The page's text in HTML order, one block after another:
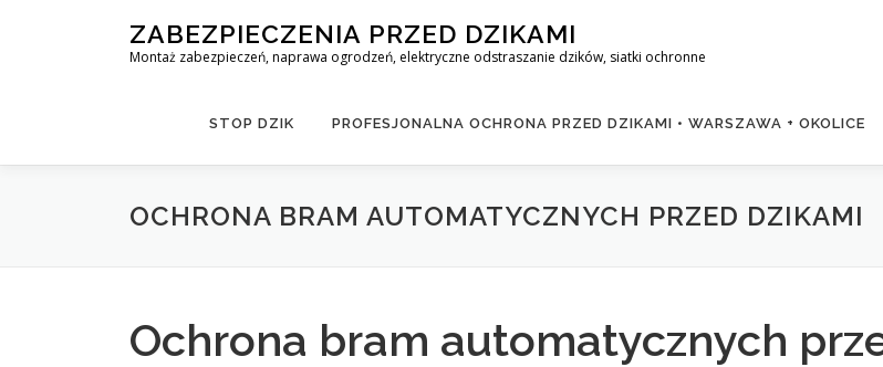
ZABEZPIECZENIA PRZED DZIKAMI
Montaż zabezpieczeń, naprawa ogrodzeń, elektryczne odstraszanie dzików, siatki ochronne
STOP DZIK PROFESJONALNA OCHRONA PRZED DZIKAMI • WARSZAWA + OKOLICE
OCHRONA BRAM AUTOMATYCZNYCH PRZED DZIKAMI
Ochrona bram automatycznych